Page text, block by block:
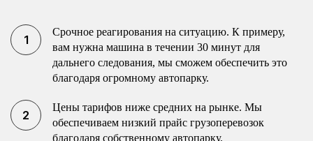
Срочное реагирования на ситуацию. К примеру,
вам нужна машина в течении 30 минут для
дальнего следования, мы сможем обеспечить это
благодаря огромному автопарку.
Цены тарифов ниже средних на рынке. Мы
обеспечиваем низкий прайс грузоперевозок
благодаря собственному автопарку.